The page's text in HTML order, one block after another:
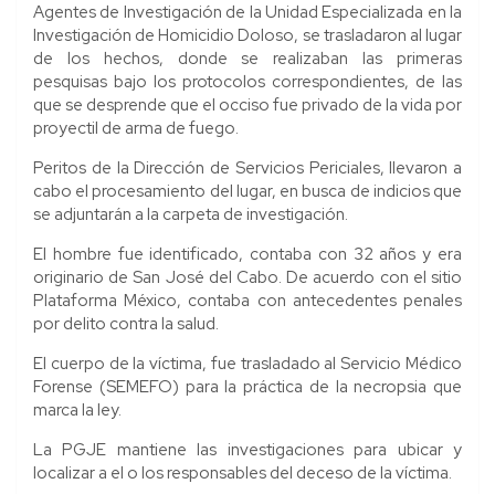
Agentes de Investigación de la Unidad Especializada en la
Investigación de Homicidio Doloso, se trasladaron al lugar
de los hechos, donde se realizaban las primeras
pesquisas bajo los protocolos correspondientes, de las
que se desprende que el occiso fue privado de la vida por
proyectil de arma de fuego.
Peritos de la Dirección de Servicios Periciales, llevaron a
cabo el procesamiento del lugar, en busca de indicios que
se adjuntarán a la carpeta de investigación.
El hombre fue identificado, contaba con 32 años y era
originario de San José del Cabo. De acuerdo con el sitio
Plataforma México, contaba con antecedentes penales
por delito contra la salud.
El cuerpo de la víctima, fue trasladado al Servicio Médico
Forense (SEMEFO) para la práctica de la necropsia que
marca la ley.
La PGJE mantiene las investigaciones para ubicar y
localizar a el o los responsables del deceso de la víctima.